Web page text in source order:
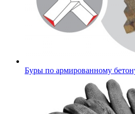
Буры по армированному